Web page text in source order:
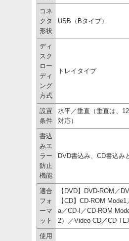
コネ
クタ
形状
USB（Bタイプ）
ディ
スク
ロー
ディ
ング
方式
トレイタイプ
設置
条件
水平／垂直（垂直は、
対応）
書込
みエ
ラー
防止
機能
DVD書込み、CD書込み
適合
フォ
ーマ
ット
【DVD】DVD-ROM／
【CD】CD-ROM
a／CD-I／CD-ROM
2）／Video CD／CD-
使用